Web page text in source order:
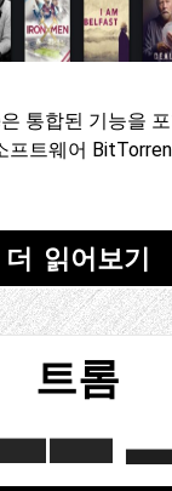
통합된 기능을
프트웨어
더 읽어보기
트롬